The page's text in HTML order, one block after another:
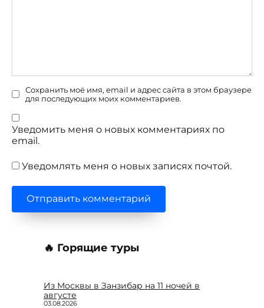
Сохранить моё имя, email и адрес сайта в этом браузере
для последующих моих комментариев.
Уведомить меня о новых комментариях по
email.
Уведомлять меня о новых записях почтой.
🔥 Горящие туры
Из Москвы в Занзибар на 11 ночей в
августе
03.08.2026